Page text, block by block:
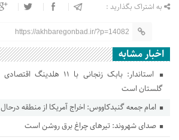
به اشتراک بگذارید :
https://akhbaregonbad.ir/?p=14082
اخبار مشابه
استاندار: بابک زنجانی با ۱۱
گلستان است
امام جمعه گنبدکاووس: اخراج آمریکا از منطقه
صدای شهروند: تیرهای چراغ برق روشن است